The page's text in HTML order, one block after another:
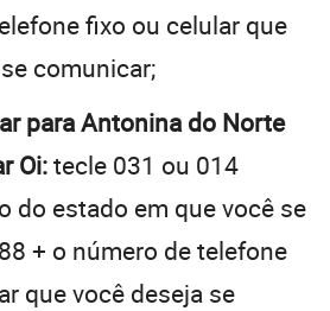
fixo ou celular que
comunicar;
para Antonina do Norte
Oi:tecle 031 ou 014
do estado em que você se
+ o número de telefone
que você deseja se